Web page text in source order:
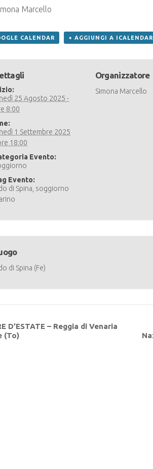
Marcello
CALENDAR + AGGIUNGI A ICALENDAR
25 Agosto 2025 -
8:00
1 Settembre 2025
18:00
Evento:
Evento:
di Spina, soggiorno
Organizzatore
Simona Marcello
di Spina (Fe)
D’ESTATE – Reggia di Venaria
(To)